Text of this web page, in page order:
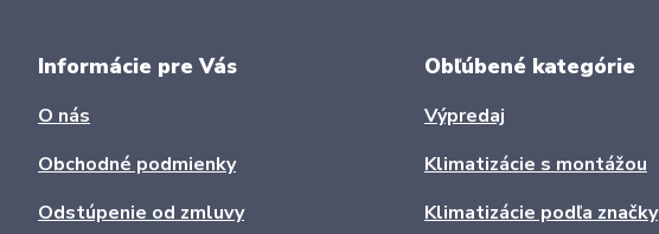
Informácie pre Vás
O nás
Obchodné podmienky
Odstúpenie od zmluvy
Obľúbené kategórie
Výpredaj
Klimatizácie s montážou
Klimatizácie podľa značky